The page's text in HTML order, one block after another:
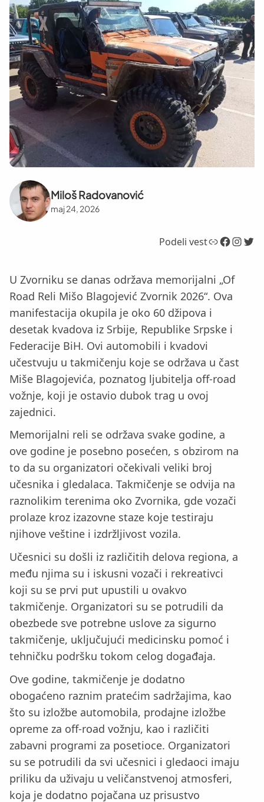
Miloš Radovanović
maj 24, 2026
Podeli vestLink Facebook InstagramTwitter
U Zvorniku se danas održava memorijalni „Of
Road Reli Mišo Blagojević Zvornik 2026“. Ova
manifestacija okupila je oko 60 džipova i
desetak kvadova iz Srbije, Republike Srpske i
Federacije BiH. Ovi automobili i kvadovi
učestvuju u takmičenju koje se održava u čast
Miše Blagojevića, poznatog ljubitelja off-road
vožnje, koji je ostavio dubok trag u ovoj
zajednici.
Memorijalni reli se održava svake godine, a
ove godine je posebno posećen, s obzirom na
to da su organizatori očekivali veliki broj
učesnika i gledalaca. Takmičenje se odvija na
raznolikim terenima oko Zvornika, gde vozači
prolaze kroz izazovne staze koje testiraju
njihove veštine i izdržljivost vozila.
Učesnici su došli iz različitih delova regiona, a
među njima su i iskusni vozači i rekreativci
koji su se prvi put upustili u ovakvo
takmičenje. Organizatori su se potrudili da
obezbede sve potrebne uslove za sigurno
takmičenje, uključujući medicinsku pomoć i
tehničku podršku tokom celog događaja.
Ove godine, takmičenje je dodatno
obogaćeno raznim pratećim sadržajima, kao
što su izložbe automobila, prodajne izložbe
opreme za off-road vožnju, kao i različiti
zabavni programi za posetioce. Organizatori
su se potrudili da svi učesnici i gledaoci imaju
priliku da uživaju u veličanstvenoj atmosferi,
koja je dodatno pojačana uz prisustvo